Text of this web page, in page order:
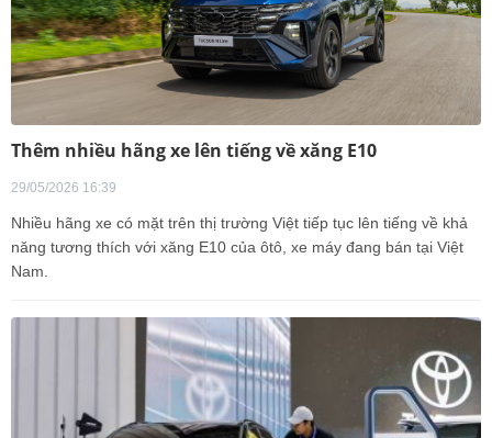
Thêm nhiều hãng xe lên tiếng về xăng E10
29/05/2026 16:39
Nhiều hãng xe có mặt trên thị trường Việt tiếp tục lên tiếng về khả
năng tương thích với xăng E10 của ôtô, xe máy đang bán tại Việt
Nam.